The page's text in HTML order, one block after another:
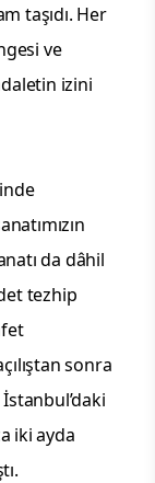
taşıdı. Her
ve
izini
da dâhil
tezhip
sonra
iki ayda